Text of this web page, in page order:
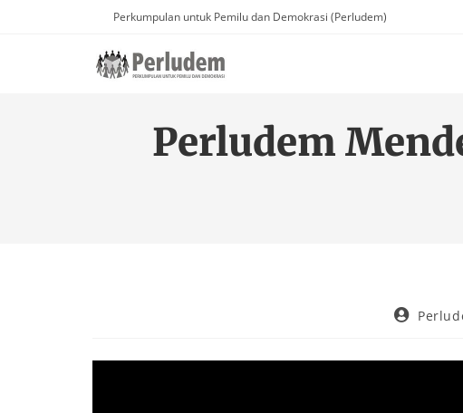
Perkumpulan untuk Pemilu dan Demokrasi (Perludem)
Perludem